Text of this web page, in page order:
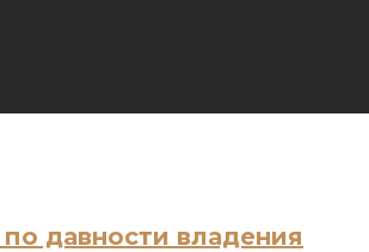
давности владения